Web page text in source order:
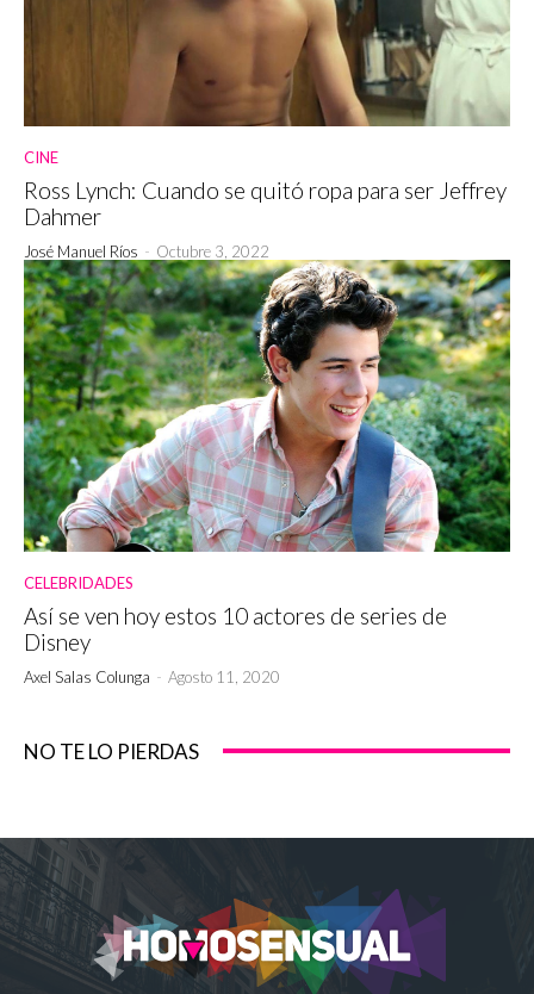
CINE
Ross Lynch: Cuando se quitó ropa para ser Jeffrey
Dahmer
José Manuel Ríos - Octubre 3, 2022
CELEBRIDADES
Así se ven hoy estos 10 actores de series de
Disney
Axel Salas Colunga - Agosto 11, 2020
NO TE LO PIERDAS